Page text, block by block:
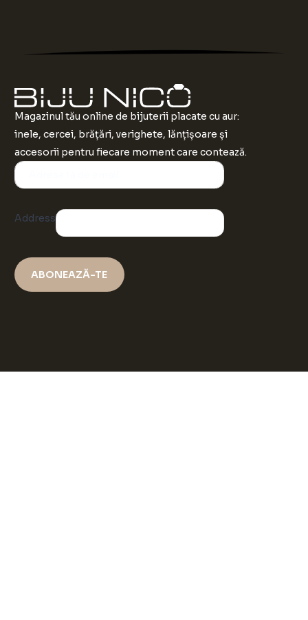
Magazinul tău online de bijuterii placate cu aur:
inele, cercei, brățări, verighete, lănțișoare și
accesorii pentru fiecare moment care contează.
Address
ABONEAZĂ-TE